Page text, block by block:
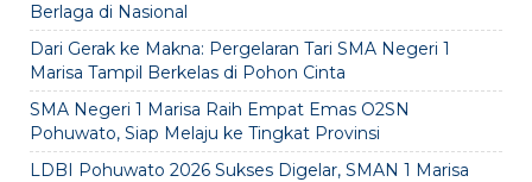
Berlaga di Nasional
Dari Gerak ke Makna: Pergelaran Tari SMA Negeri 1
Marisa Tampil Berkelas di Pohon Cinta
SMA Negeri 1 Marisa Raih Empat Emas O2SN
Pohuwato, Siap Melaju ke Tingkat Provinsi
LDBI Pohuwato 2026 Sukses Digelar, SMAN 1 Marisa